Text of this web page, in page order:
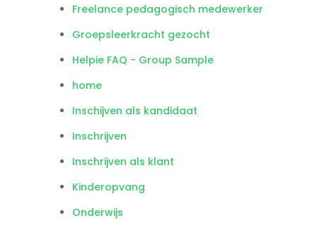
Freelance pedagogisch medewerker
Groepsleerkracht gezocht
Helpie FAQ - Group Sample
home
Inschijven als kandidaat
Inschrijven
Inschrijven als klant
Kinderopvang
Onderwijs